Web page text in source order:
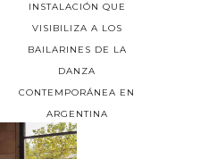
INSTALACIÓN QUE
VISIBILIZA A LOS
BAILARINES DE LA
DANZA
CONTEMPORÁNEA EN
ARGENTINA